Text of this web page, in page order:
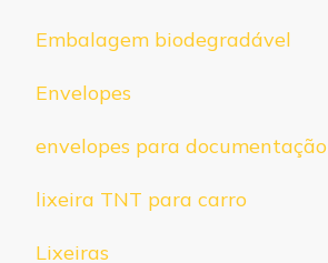
Embalagem biodegradável
Envelopes
envelopes para documentação
lixeira TNT para carro
Lixeiras